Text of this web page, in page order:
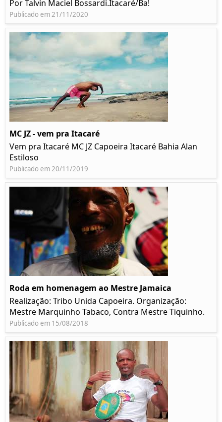
Por Talvin Maciel Bossardi.Itacaré/Ba!
Publicado em 21/11/2020
MC JZ - vem pra Itacaré
Vem pra Itacaré MC JZ Capoeira Itacaré Bahia Alan
Estiloso
Publicado em 20/11/2019
Roda em homenagem ao Mestre Jamaica
Realização: Tribo Unida Capoeira. Organização:
Mestre Marquinho Tabaco, Contra Mestre Tiquinho.
Publicado em 15/08/2018